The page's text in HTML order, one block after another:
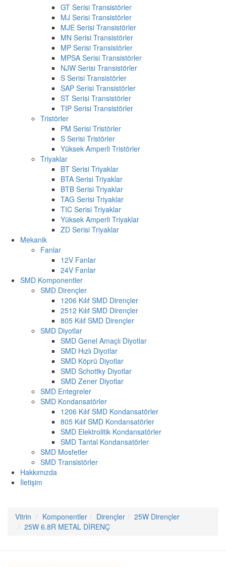
GT Serisi Transistörler
MJ Serisi Transistörler
MJE Serisi Transistörler
MN Serisi Transistörler
MP Serisi Transistörler
MPSA Serisi Transistörler
NJW Serisi Transistörler
S Serisi Transistörler
SAP Serisi Transistörler
ST Serisi Transistörler
TIP Serisi Transistörler
Tristörler
PM Serisi Tristörler
S Serisi Tristörler
Yüksek Amperli Tristörler
Triyaklar
BT Serisi Triyaklar
BTA Serisi Triyaklar
BTB Serisi Triyaklar
TAG Serisi Triyaklar
TIC Serisi Triyaklar
Yüksek Amperli Triyaklar
ZD Serisi Triyaklar
Mekanik
Fanlar
12V Fanlar
24V Fanlar
SMD Komponentler
SMD Dirençler
1206 Kılıf SMD Dirençler
2512 Kılıf SMD Dirençler
805 Kılıf SMD Dirençler
SMD Diyotlar
SMD Genel Amaçlı Diyotlar
SMD Hızlı Diyotlar
SMD Köprü Diyotlar
SMD Schottky Diyotlar
SMD Zener Diyotlar
SMD Entegreler
SMD Kondansatörler
1206 Kılıf SMD Kondansatörler
805 Kılıf SMD Kondansatörler
SMD Elektrolitik Kondansatörler
SMD Tantal Kondansatörler
SMD Mosfetler
SMD Transistörler
Hakkımızda
İletişim
Vitrin Komponentler Dirençler
25W Dirençler
25W 6.8R METAL DİRENÇ